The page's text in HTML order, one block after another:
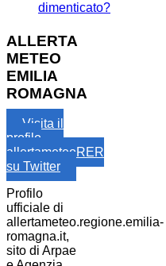
dimenticato?
ALLERTA
METEO
EMILIA
ROMAGNA
Visita il
profilo
allertameteoRER
su Twitter
Profilo
ufficiale di
allertameteo.regione.emilia-
romagna.it,
sito di Arpae